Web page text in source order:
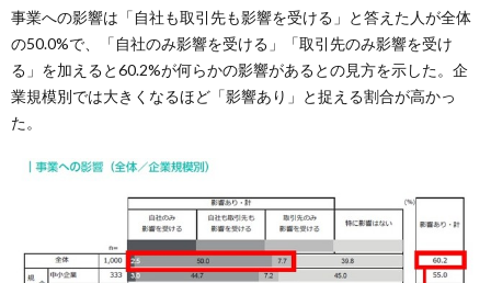
事業への影響は「自社も取引先も影響を受ける」と答えた人が全体
の50.0%で、「自社のみ影響を受ける」「取引先のみ影響を受け
る」を加えると60.2%が何らかの影響があるとの見方を示した。企
業規模別では大きくなるほど「影響あり」と捉える割合が高かっ
た。